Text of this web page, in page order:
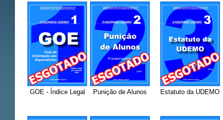
GOE - Índice Legal Punição de Alunos Estatuto da UDEMO